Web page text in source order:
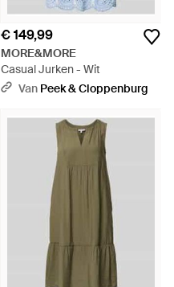
€ 149,99
MORE&MORE
Casual Jurken - Wit
Van Peek & Cloppenburg